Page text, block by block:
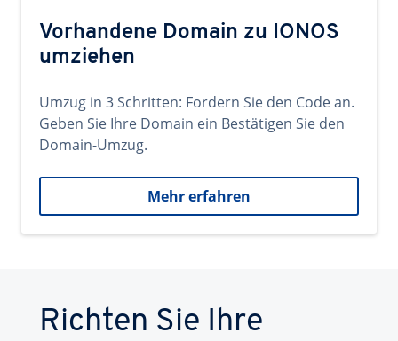
Vorhandene Domain zu IONOS
umziehen
Umzug in 3 Schritten: Fordern Sie den Code an.
Geben Sie Ihre Domain ein Bestätigen Sie den
Domain-Umzug.
Mehr erfahren
Richten Sie Ihre